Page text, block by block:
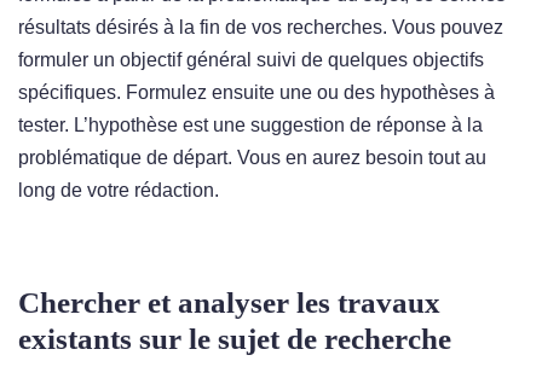
résultats désirés à la fin de vos recherches. Vous pouvez
formuler un objectif général suivi de quelques objectifs
spécifiques. Formulez ensuite une ou des hypothèses à
tester. L’hypothèse est une suggestion de réponse à la
problématique de départ. Vous en aurez besoin tout au
long de votre rédaction.
Chercher et analyser les travaux
existants sur le sujet de recherche